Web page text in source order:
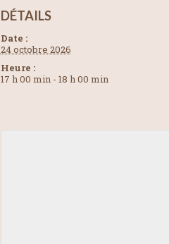
DÉTAILS
Date :
24 octobre 2026
Heure :
17 h 00 min - 18 h 00 min